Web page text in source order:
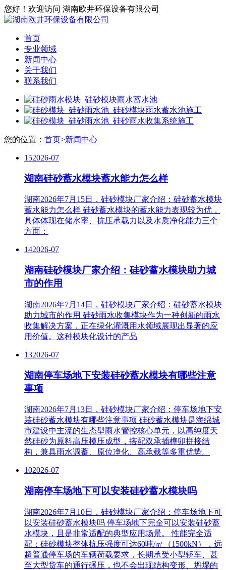
您好！欢迎访问 湖南欧井环保设备有限公司
首页
专业领域
新闻中心
关于我们
联系我们
您的位置： 首页>新闻中心
152026-07
湖南硅砂蓄水模块蓄水能力怎么样
湖南2026年7月15日，硅砂模块厂家介绍：硅砂蓄水模块
蓄水能力怎么样 硅砂蓄水模块的蓄水能力表现较为优，
具体体现在储水率、抗压承载力以及水质净化能力三个
方面：
142026-07
湖南硅砂模块厂家介绍：硅砂蓄水模块助力城
市的作用
湖南2026年7月14日，硅砂模块厂家介绍：硅砂蓄水模块
助力城市的作用 硅砂雨水收集模块作为一种创新的雨水
收集解决方案，正在绿化灌溉用水领域展现出显著的应
用价值。这种模块化设计的产品
132026-07
湖南停车场地下安装硅砂蓄水模块有哪些注意
事项
湖南2026年7月13日，硅砂模块厂家介绍：停车场地下安
装硅砂蓄水模块有哪些注意事项 硅砂蓄水模块是海绵城
市建设中主流的生态型雨水管控核心单元，以高纯度天
然硅砂为原料高压模压成型，搭配双承插榫卯拼接结
构，兼具雨水调蓄、原位净化、高承载等多重优势。
102026-07
湖南停车场地下可以安装硅砂蓄水模块吗
湖南2026年7月10日，硅砂模块厂家介绍：停车场地下可
以安装硅砂蓄水模块吗 ‌停车场地下完全可以安装硅砂蓄
水模块，且是非常适配的典型应用场景‌。 性能完全适
配‌：硅砂模块整体抗压强度可达60吨/㎡（1500kN），远
超普通停车场的车辆荷载要求，长期承受小型轿车、甚
至大型货车的通行碾压，也不会出现结构变形、坍塌的